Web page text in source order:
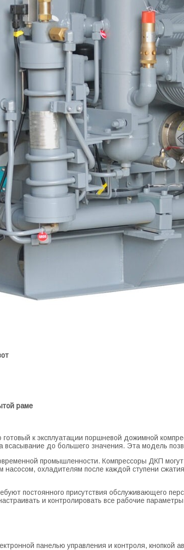
раме
готовый к эксплуатации поршневой дожимной
всасывание до большего значения. Эта модель
промышленности. Компрессоры ДКП
охладителям после каждой ступени
постоянного присутствия обслуживающего
и контролировать все рабочие
панелью управления и контроля, кнопкой